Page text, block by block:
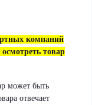
компаний
товар
может быть
отвечает